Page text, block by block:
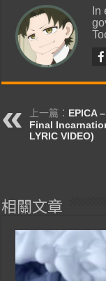
In
上一篇： EPICA
Final
LYRIC VIDEO)
相關文章